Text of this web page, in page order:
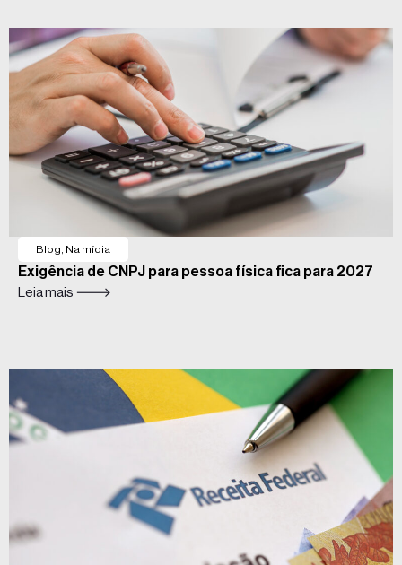
Blog Na mídia
Exigência de CNPJ para pessoa física fica para 2027
Leia mais 🡒